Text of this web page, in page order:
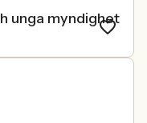
unga myndighet